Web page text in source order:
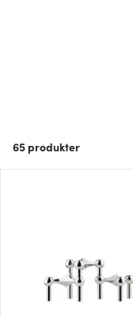
65 produkter